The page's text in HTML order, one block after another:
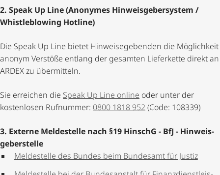
2. Speak Up Line (Anonymes Hinweis­ge­ber­system /
Whistleblowing Hotline)
Die Speak Up Line bietet Hinwei­se­ge­benden die Möglichkeit
anonym Verstöße entlang der gesamten Lieferkette direkt an
ARDEX zu übermitteln.
Sie erreichen die Speak Up Line online oder unter der
kostenlosen Rufnummer: 0800 1818 952 (Code: 108339)
3. Externe Meldestelle nach §19 HinschG - BfJ - Hinweis­
ge­ber­stelle
Meldestelle des Bundes beim Bundesamt für Justiz